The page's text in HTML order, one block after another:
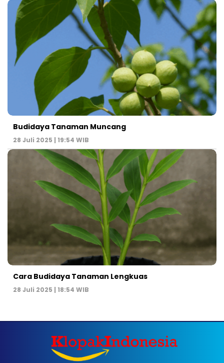
Budidaya Tanaman Muncang
28 Juli 2025 | 19:54 WIB
Cara Budidaya Tanaman Lengkuas
28 Juli 2025 | 18:54 WIB